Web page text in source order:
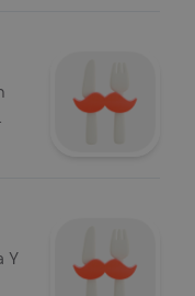
Y